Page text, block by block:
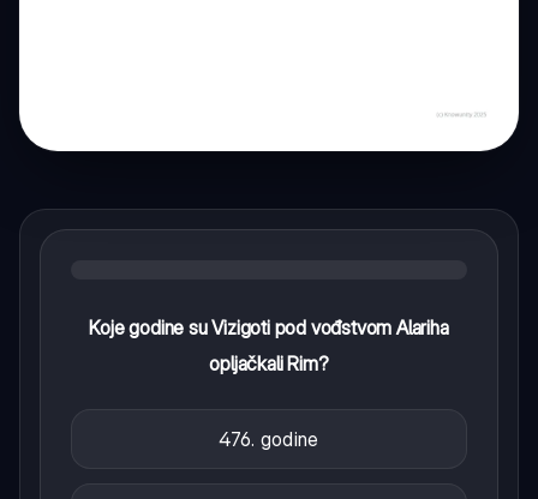
Koje godine su Vizigoti pod vođstvom Alariha
opljačkali Rim?
476. godine